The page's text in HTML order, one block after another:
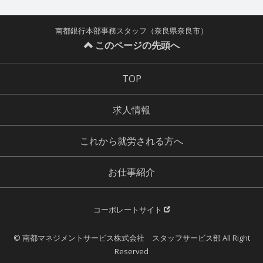
南都銀行本部事務スタッフ（奈良県奈良市）
このページの先頭へ
TOP
求人情報
これから就労される方へ
お仕事紹介
コーポレートサイト
© 南都マネジメントサービス株式会社 スタッフサービス部 All Right
Reserved